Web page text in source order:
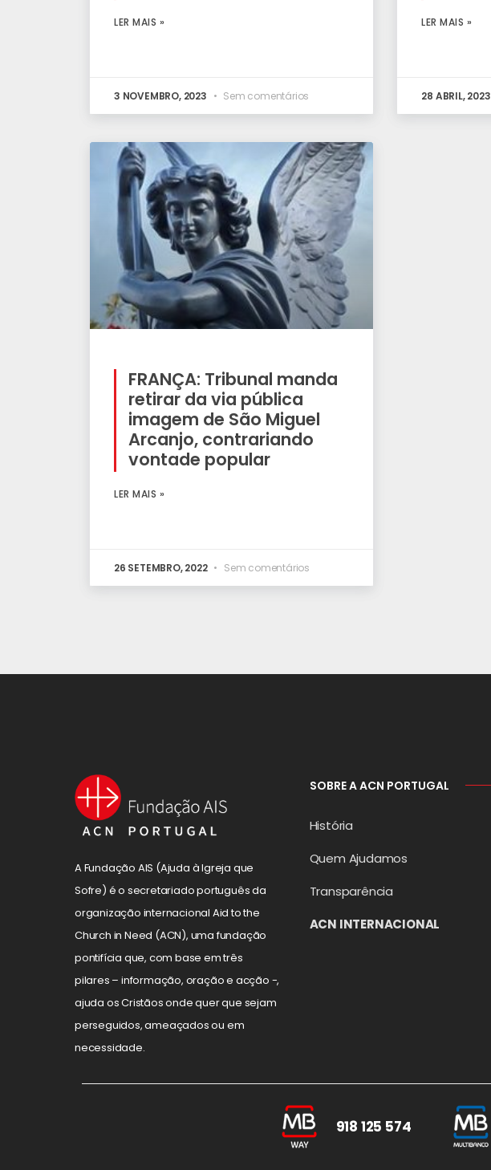
LER MAIS »
3 NOVEMBRO, 2023 Sem comentários
LER MAIS »
28 ABRIL, 2023
FRANÇA: Tribunal manda
retirar da via pública
imagem de São Miguel
Arcanjo, contrariando
vontade popular
LER MAIS »
26 SETEMBRO, 2022 Sem comentários
A Fundação AIS (Ajuda à Igreja que
Sofre) é o secretariado português da
organização internacional Aid to the
Church in Need (ACN), uma fundação
pontifícia que, com base em três
pilares – informação, oração e acção -,
ajuda os Cristãos onde quer que sejam
perseguidos, ameaçados ou em
necessidade.
SOBRE A ACN PORTUGAL
História
Quem Ajudamos
Transparência
ACN INTERNACIONAL
918 125 574